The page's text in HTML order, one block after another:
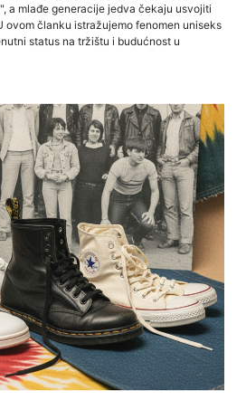
a mlađe generacije jedva čekaju usvojiti
ovom članku istražujemo fenomen uniseks
status na tržištu i budućnost u